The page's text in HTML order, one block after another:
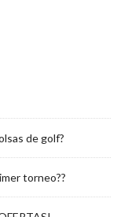
de golf?
torneo??